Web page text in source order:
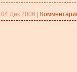
04 Дек 2006